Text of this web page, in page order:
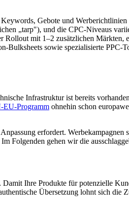
Gebote und Werberichtlinien
„tarp"), und die CPC-Niveaus
mit 1–2 zusätzlichen Märkten,
sowie spezialisierte PPC-
Infrastruktur ist bereits
EU-Programm ohnehin schon
erfordert. Werbekampagnen
Folgenden gehen wir die
Damit Ihre Produkte für potenzielle
Übersetzung lohnt sich die